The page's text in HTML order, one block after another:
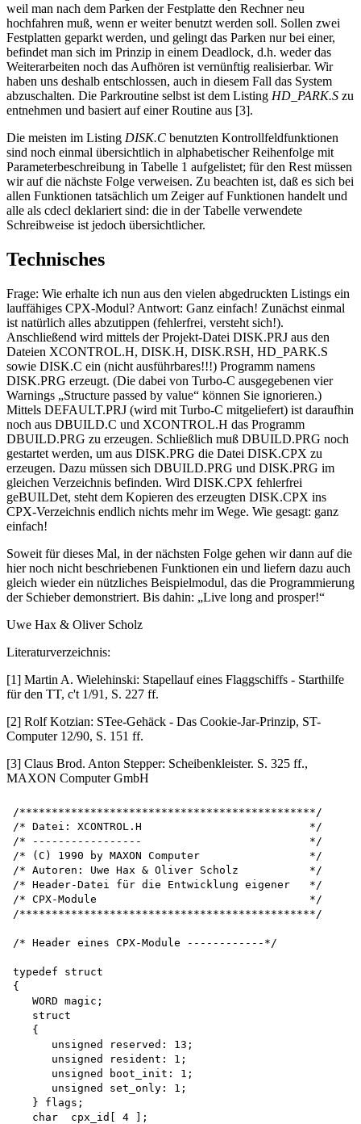
weil man nach dem Parken der Festplatte den Rechner neu
hochfahren muß, wenn er weiter benutzt werden soll. Sollen zwei
Festplatten geparkt werden, und gelingt das Parken nur bei einer,
befindet man sich im Prinzip in einem Deadlock, d.h. weder das
Weiterarbeiten noch das Aufhören ist vernünftig realisierbar. Wir
haben uns deshalb entschlossen, auch in diesem Fall das System
abzuschalten. Die Parkroutine selbst ist dem Listing HD_PARK.S zu
entnehmen und basiert auf einer Routine aus [3].
Die meisten im Listing DISK.C benutzten Kontrollfeldfunktionen
sind noch einmal übersichtlich in alphabetischer Reihenfolge mit
Parameterbeschreibung in Tabelle 1 aufgelistet; für den Rest müssen
wir auf die nächste Folge verweisen. Zu beachten ist, daß es sich bei
allen Funktionen tatsächlich um Zeiger auf Funktionen handelt und
alle als cdecl deklariert sind: die in der Tabelle verwendete
Schreibweise ist jedoch übersichtlicher.
Technisches
Frage: Wie erhalte ich nun aus den vielen abgedruckten Listings ein
lauffähiges CPX-Modul? Antwort: Ganz einfach! Zunächst einmal
ist natürlich alles abzutippen (fehlerfrei, versteht sich!).
Anschließend wird mittels der Projekt-Datei DISK.PRJ aus den
Dateien XCONTROL.H, DISK.H, DISK.RSH, HD_PARK.S
sowie DISK.C ein (nicht ausführbares!!!) Programm namens
DISK.PRG erzeugt. (Die dabei von Turbo-C ausgegebenen vier
Warnings „Structure passed by value“ können Sie ignorieren.)
Mittels DEFAULT.PRJ (wird mit Turbo-C mitgeliefert) ist daraufhin
noch aus DBUILD.C und XCONTROL.H das Programm
DBUILD.PRG zu erzeugen. Schließlich muß DBUILD.PRG noch
gestartet werden, um aus DISK.PRG die Datei DISK.CPX zu
erzeugen. Dazu müssen sich DBUILD.PRG und DISK.PRG im
gleichen Verzeichnis befinden. Wird DISK.CPX fehlerfrei
geBUILDet, steht dem Kopieren des erzeugten DISK.CPX ins
CPX-Verzeichnis endlich nichts mehr im Wege. Wie gesagt: ganz
einfach!
Soweit für dieses Mal, in der nächsten Folge gehen wir dann auf die
hier noch nicht beschriebenen Funktionen ein und liefern dazu auch
gleich wieder ein nützliches Beispielmodul, das die Programmierung
der Schieber demonstriert. Bis dahin: „Live long and prosper!“
Uwe Hax & Oliver Scholz
Literaturverzeichnis:
[1] Martin A. Wielehinski: Stapellauf eines Flaggschiffs - Starthilfe
für den TT, c't 1/91, S. 227 ff.
[2] Rolf Kotzian: STee-Gehäck - Das Cookie-Jar-Prinzip, ST-
Computer 12/90, S. 151 ff.
[3] Claus Brod. Anton Stepper: Scheibenkleister. S. 325 ff.,
MAXON Computer GmbH
/**********************************************/
/* Datei: XCONTROL.H                          */
/* -----------------                          */
/* (C) 1990 by MAXON Computer                 */
/* Autoren: Uwe Hax & Oliver Scholz           */
/* Header-Datei für die Entwicklung eigener   */
/* CPX-Module                                 */
/**********************************************/
/* Header eines CPX-Module ------------*/
typedef struct
{
   WORD magic;
   struct
   {
      unsigned reserved: 13;
      unsigned resident: 1;
      unsigned boot_init: 1;
      unsigned set_only: 1;
   } flags;
   char  cpx_id[ 4 ];